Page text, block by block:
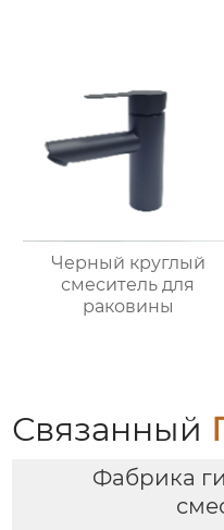
Черный круглый
смеситель для
раковины
Связанный
Фабрика